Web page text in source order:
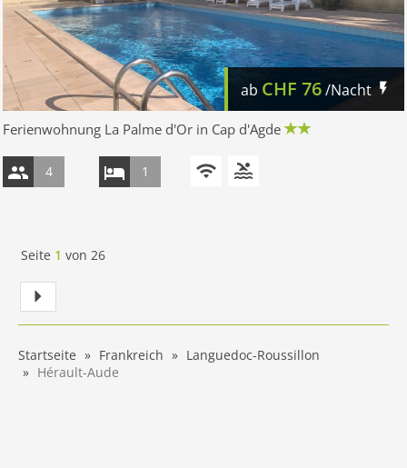
ab CHF 76/Nacht
Ferienwohnung La Palme d'Or in Cap d'Agde
4 1
Seite 1 von 26
Startseite Frankreich
Languedoc-Roussillon
Hérault-Aude